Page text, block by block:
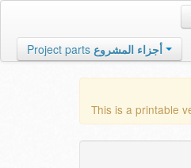
Project parts أجزاء المشروع
This is a printable